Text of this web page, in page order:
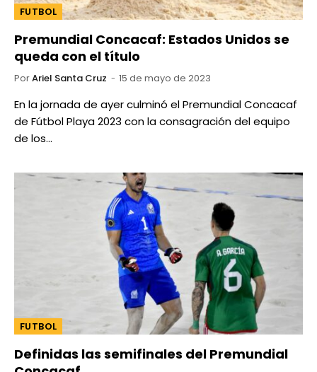
FUTBOL
Premundial Concacaf: Estados Unidos se
queda con el título
PorAriel Santa Cruz 15 de mayo de 2023
En la jornada de ayer culminó el Premundial Concacaf
de Fútbol Playa 2023 con la consagración del equipo
de los…
FUTBOL
Definidas las semifinales del Premundial